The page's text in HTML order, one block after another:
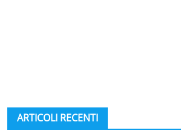
ARTICOLI RECENTI